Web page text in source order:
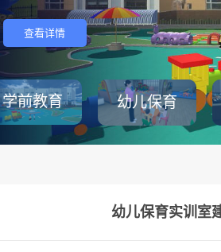
查看详情
学前教育 幼儿保育
幼儿保育实训室